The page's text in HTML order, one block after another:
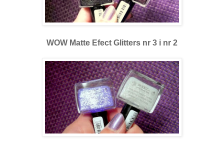
WOW Matte Efect Glitters nr 3 i nr 2